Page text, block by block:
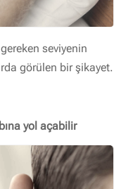
seviyenin
görülen bir şikayet.
yol açabilir